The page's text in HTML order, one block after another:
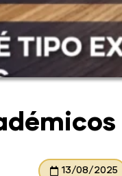
13/08/2025